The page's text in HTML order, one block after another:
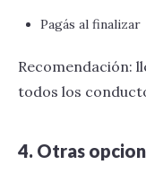
Pagás al finalizar
Recomendación:
todos los
4. Otras